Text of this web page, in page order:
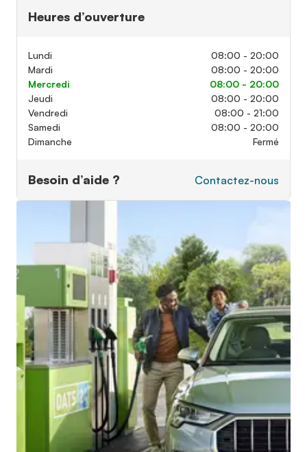
Heures d’ouverture
Lundi
08:00 - 20:00
Mardi
08:00 - 20:00
Mercredi
08:00 - 20:00
Jeudi
08:00 - 20:00
Vendredi
08:00 - 21:00
Samedi
08:00 - 20:00
Dimanche
Fermé
Besoin d’aide ? Contactez-nous